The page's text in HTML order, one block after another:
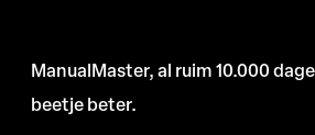
ManualMaster, al ruim 10.000
beetje beter.